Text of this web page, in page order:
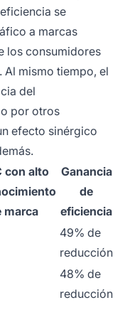
se
a marcas
los consumidores
Al mismo tiempo, el
del
por otros
efecto sinérgico
con alto
marca
Ganancia
de
eficiencia
49% de
reducción
48% de
reducción